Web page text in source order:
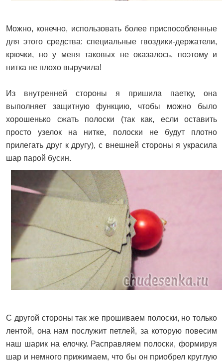
Можно, конечно, использовать более приспособленные
для этого средства: специальные гвоздики-держатели,
крючки, но у меня таковых не оказалось, поэтому и
нитка не плохо выручила!
Из внутренней стороны я пришила паетку, она
выполняет защитную функцию, чтобы можно было
хорошенько сжать полоски (так как, если оставить
просто узелок на нитке, полоски не будут плотно
прилегать друг к другу), с внешней стороны я украсила
шар парой бусин.
С другой стороны так же прошиваем полоски, но только
лентой, она нам послужит петлей, за которую повесим
наш шарик на елочку. Расправляем полоски, формируя
шар и немного прижимаем, что бы он приобрел круглую